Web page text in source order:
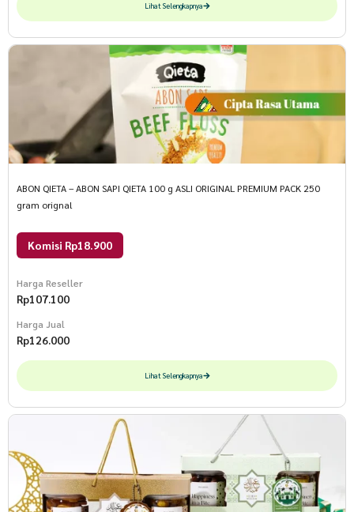
Lihat Selengkapnya
ABON QIETA – ABON SAPI QIETA 100 g ASLI ORIGINAL PREMIUM PACK 250
gram orignal
Komisi Rp18.900
Harga Reseller
Rp107.100
Harga Jual
Rp126.000
Lihat Selengkapnya